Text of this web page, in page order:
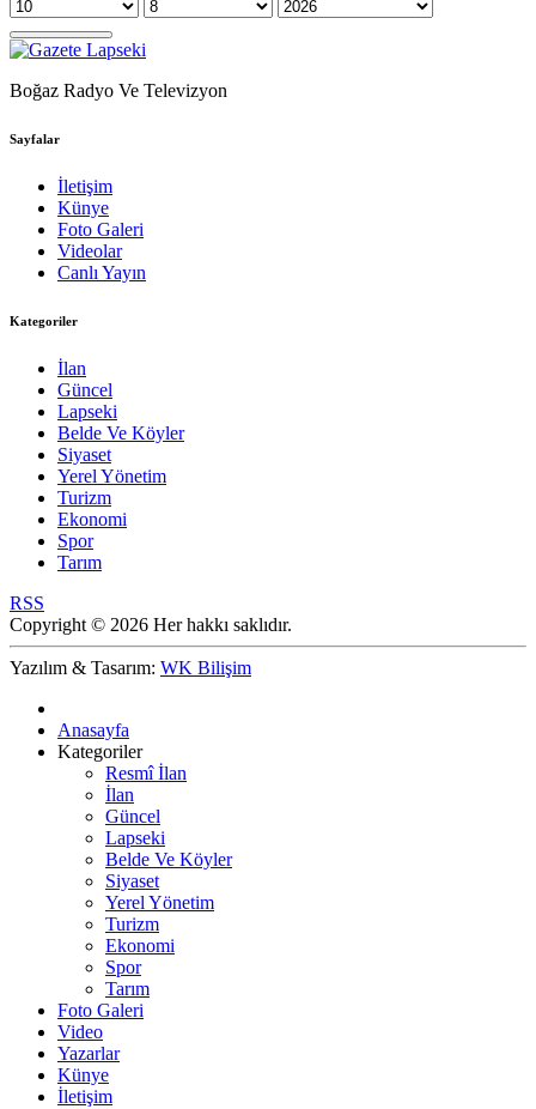
Boğaz Radyo Ve Televizyon
Sayfalar
İletişim
Künye
Foto Galeri
Videolar
Canlı Yayın
Kategoriler
İlan
Güncel
Lapseki
Belde Ve Köyler
Siyaset
Yerel Yönetim
Turizm
Ekonomi
Spor
Tarım
RSS
Copyright © 2026 Her hakkı saklıdır.
Yazılım & Tasarım: WK Bilişim
Anasayfa
Kategoriler
Resmî İlan
İlan
Güncel
Lapseki
Belde Ve Köyler
Siyaset
Yerel Yönetim
Turizm
Ekonomi
Spor
Tarım
Foto Galeri
Video
Yazarlar
Künye
İletişim